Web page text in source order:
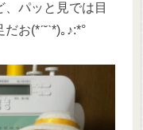
パッと見では目
お(*ˊ˘ˋ*)｡♪:*°